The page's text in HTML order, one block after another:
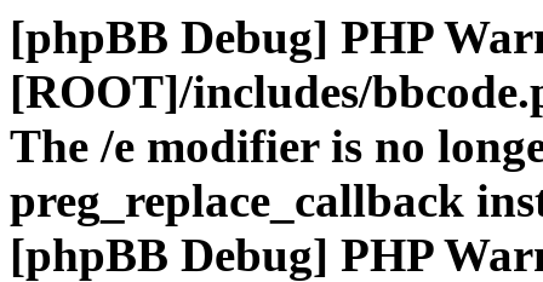
[phpBB Debug] PHP
[ROOT]/includes/
The /e modifier is no
preg_replace_callback
[phpBB Debug] PHP